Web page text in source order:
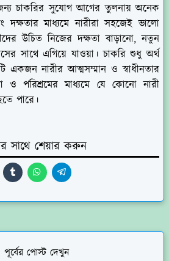
জন্য চাকরির সুযোগ আগের তুলনায় অনেক
দক্ষতার মাধ্যমে নারীরা সহজেই ভালো
উচিত নিজের দক্ষতা বাড়ানো, নতুন
সাথে এগিয়ে যাওয়া। চাকরি শুধু অর্থ
একজন নারীর আত্মসম্মান ও স্বাধীনতার
ও পরিশ্রমের মাধ্যমে যে কোনো নারী
পারে।
সাথে শেয়ার করুন
পূর্বের পোস্ট দেখুন